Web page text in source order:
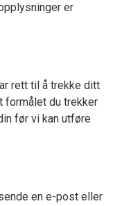
er
rett til å trekke ditt
formålet du trekker
før vi kan utføre
en e-post eller